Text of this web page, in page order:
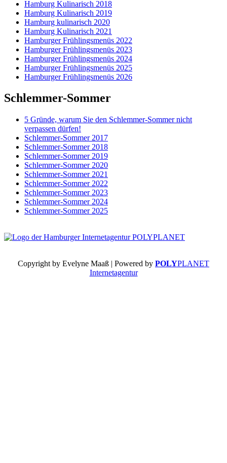
Hamburg Kulinarisch 2018
Hamburg Kulinarisch 2019
Hamburg kulinarisch 2020
Hamburg Kulinarisch 2021
Hamburger Frühlingsmenüs 2022
Hamburger Frühlingsmenüs 2023
Hamburger Frühlingsmenüs 2024
Hamburger Frühlingsmenüs 2025
Hamburger Frühlingsmenüs 2026
Schlemmer-Sommer
5 Gründe, warum Sie den Schlemmer-Sommer nicht
verpassen dürfen!
Schlemmer-Sommer 2017
Schlemmer-Sommer 2018
Schlemmer-Sommer 2019
Schlemmer-Sommer 2020
Schlemmer-Sommer 2021
Schlemmer-Sommer 2022
Schlemmer-Sommer 2023
Schlemmer-Sommer 2024
Schlemmer-Sommer 2025
Copyright by Evelyne Maaß | Powered by POLYPLANET
Internetagentur